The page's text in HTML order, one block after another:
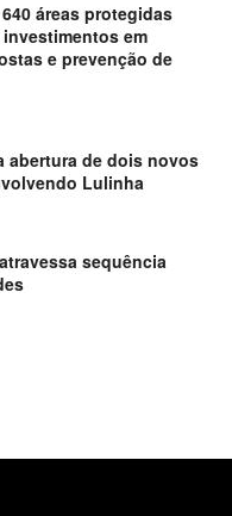
áreas protegidas
em
e prevenção de
abertura de dois novos
Lulinha
sequência